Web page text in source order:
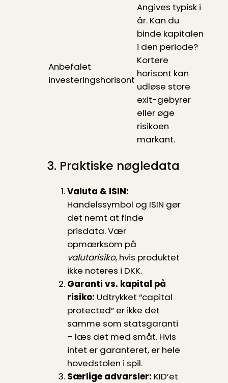
Anbefalet
investeringshorisont
Angives typisk i
år. Kan du
binde kapitalen
i den periode?
Kortere
horisont kan
udløse store
exit-gebyrer
eller øge
risikoen
markant.
3. Praktiske nøgledata
Valuta & ISIN:
Handelssymbol og ISIN gør
det nemt at finde
prisdata. Vær
opmærksom på
valutarisiko, hvis produktet
ikke noteres i DKK.
Garanti vs. kapital på
risiko: Udtrykket “capital
protected” er ikke det
samme som statsgaranti
– læs det med småt. Hvis
intet er garanteret, er hele
hovedstolen i spil.
Særlige advarsler: KID’et